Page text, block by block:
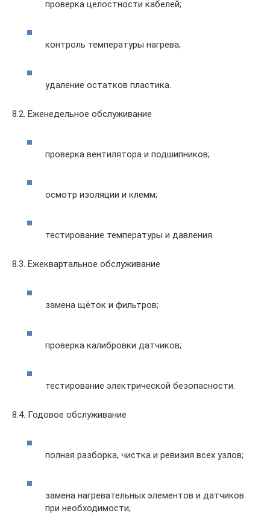
проверка целостности кабелей;
контроль температуры нагрева;
удаление остатков пластика.
8.2. Еженедельное обслуживание
проверка вентилятора и подшипников;
осмотр изоляции и клемм;
тестирование температуры и давления.
8.3. Ежеквартальное обслуживание
замена щёток и фильтров;
проверка калибровки датчиков;
тестирование электрической безопасности.
8.4. Годовое обслуживание
полная разборка, чистка и ревизия всех узлов;
замена нагревательных элементов и датчиков
при необходимости;